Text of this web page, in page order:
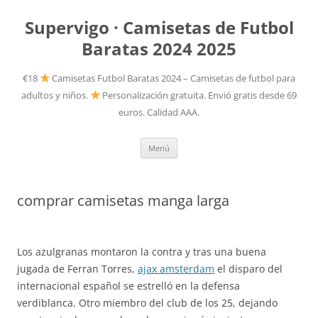
Supervigo · Camisetas de Futbol
Baratas 2024 2025
€18
Camisetas Futbol Baratas 2024 – Camisetas de futbol para
adultos y niños.
Personalización gratuita. Envió gratis desde 69
euros. Calidad AAA.
Menú
comprar camisetas manga larga
Los azulgranas montaron la contra y tras una buena
jugada de Ferran Torres, ajax amsterdam el disparo del
internacional español se estrelló en la defensa
verdiblanca. Otro miembro del club de los 25, dejando